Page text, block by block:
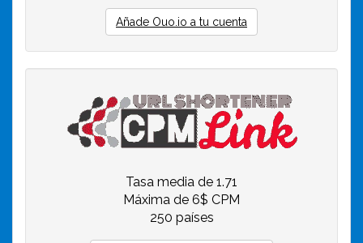
Añade Ouo.io a tu cuenta
Tasa media de 1.71
Máxima de 6$ CPM
250 países